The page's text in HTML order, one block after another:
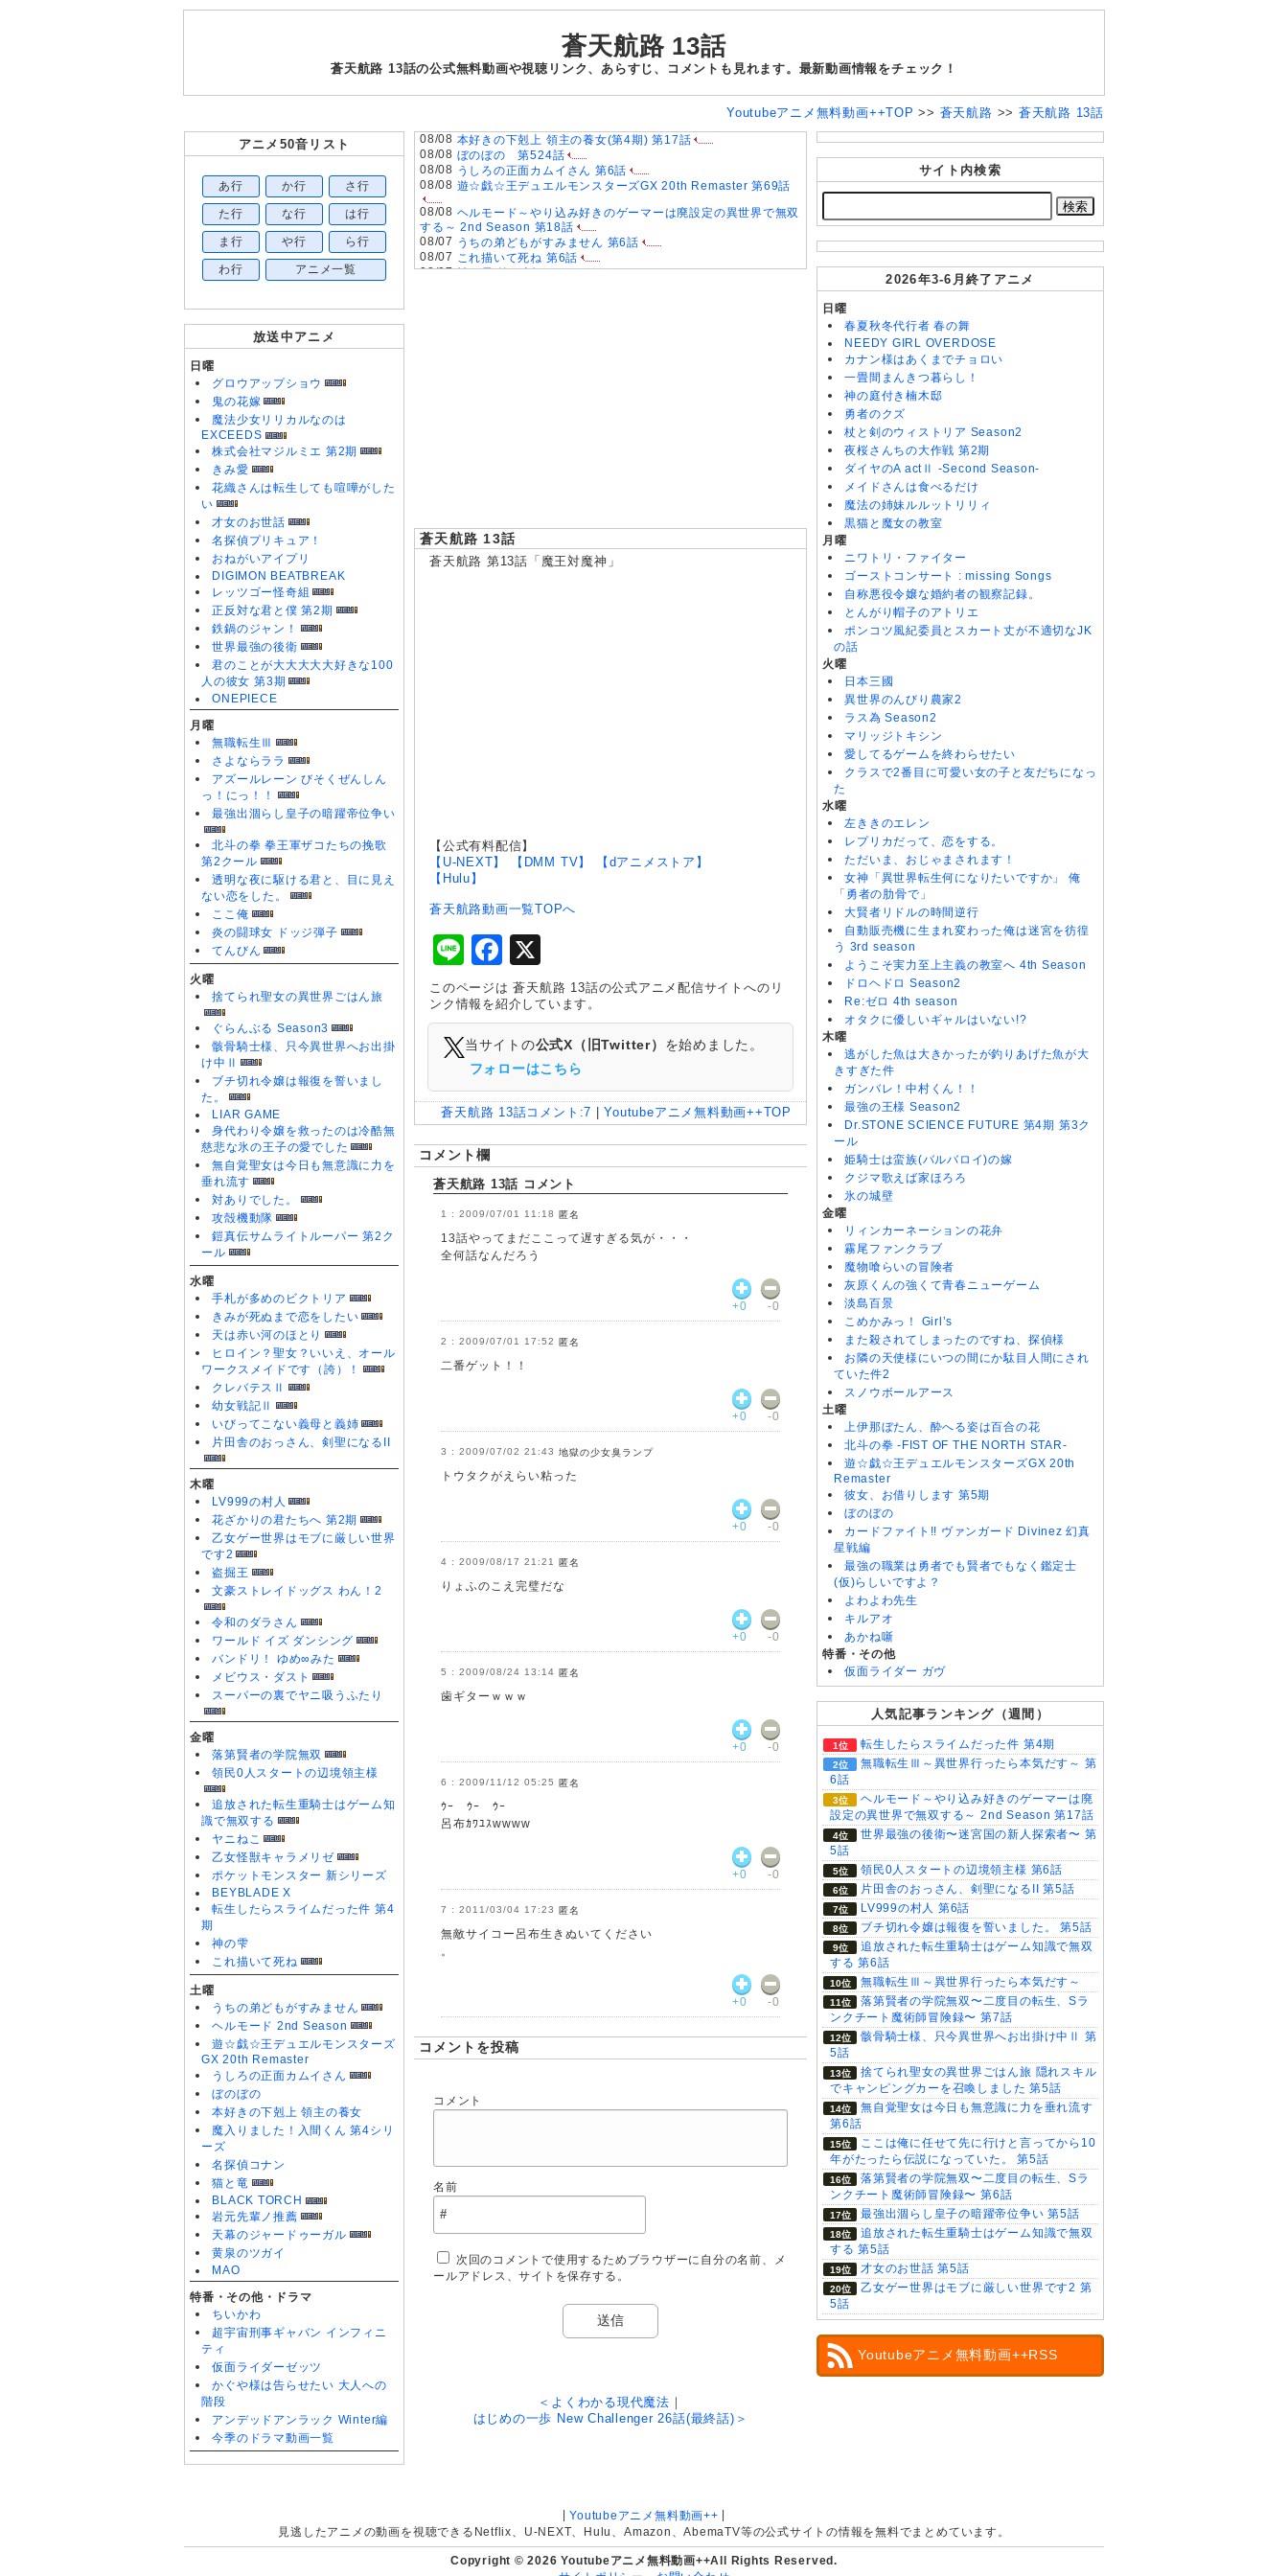
蒼天航路 13話
蒼天航路 13話の公式無料動画や視聴リンク、あらすじ、コメントも見れます。最新動画情報をチェック！
Youtubeアニメ無料動画++TOP>> 蒼天航路 >> 蒼天航路 13話
アニメ50音リスト
あ行 か行 さ行
た行 な行 は行
ま行 や行 ら行
わ行 アニメ一覧
放送中アニメ
日曜
グロウアップショウ
鬼の花嫁
魔法少女リリカルなのは
EXCEEDS
株式会社マジルミエ 第2期
きみ愛
花織さんは転生しても喧嘩がした
い
才女のお世話
名探偵プリキュア！
おねがいアイプリ
DIGIMON BEATBREAK
レッツゴー怪奇組
正反対な君と僕 第2期
鉄鍋のジャン！
世界最強の後衛
君のことが大大大大大好きな100
人の彼女 第3期
ONEPIECE
月曜
無職転生Ⅲ
さよならララ
アズールレーン びそくぜんしん
っ！にっ！！
最強出涸らし皇子の暗躍帝位争い
北斗の拳 拳王軍ザコたちの挽歌
第2クール
透明な夜に駆ける君と、目に見え
ない恋をした。
ここ俺
炎の闘球女 ドッジ弾子
てんびん
火曜
捨てられ聖女の異世界ごはん旅
ぐらんぶる Season3
骸骨騎士様、只今異世界へお出掛
け中Ⅱ
ブチ切れ令嬢は報復を誓いまし
た。
LIAR GAME
身代わり令嬢を救ったのは冷酷無
慈悲な氷の王子の愛でした
無自覚聖女は今日も無意識に力を
垂れ流す
対ありでした。
攻殻機動隊
鎧真伝サムライトルーパー 第2ク
ール
水曜
手札が多めのビクトリア
きみが死ぬまで恋をしたい
天は赤い河のほとり
ヒロイン？聖女？いいえ、オール
ワークスメイドです（誇）！
クレバテスⅡ
幼女戦記Ⅱ
いびってこない義母と義姉
片田舎のおっさん、剣聖になるII
木曜
LV999の村人
花ざかりの君たちへ 第2期
乙女ゲー世界はモブに厳しい世界
です2
盗掘王
文豪ストレイドッグス わん！2
令和のダラさん
ワールド イズ ダンシング
バンドリ！ ゆめ∞みた
メビウス・ダスト
スーパーの裏でヤニ吸うふたり
金曜
落第賢者の学院無双
領民0人スタートの辺境領主様
追放された転生重騎士はゲーム知
識で無双する
ヤニねこ
乙女怪獣キャラメリゼ
ポケットモンスター 新シリーズ
BEYBLADE X
転生したらスライムだった件 第4
期
神の雫
これ描いて死ね
土曜
うちの弟どもがすみません
ヘルモード 2nd Season
遊☆戯☆王デュエルモンスターズ
GX 20th Remaster
うしろの正面カムイさん
ぼのぼの
本好きの下剋上 領主の養女
魔入りました！入間くん 第4シリ
ーズ
名探偵コナン
猫と竜
BLACK TORCH
岩元先輩ノ推薦
天幕のジャードゥーガル
黄泉のツガイ
MAO
特番・その他・ドラマ
ちいかわ
超宇宙刑事ギャバン インフィニ
ティ
仮面ライダーゼッツ
かぐや様は告らせたい 大人への
階段
アンデッドアンラック Winter編
今季のドラマ動画一覧
08/08 本好きの下剋上 領主の養女(第4期) 第17話
08/08 ぼのぼの 第524話
08/08 うしろの正面カムイさん 第6話
08/08 遊☆戯☆王デュエルモンスターズGX 20th Remaster 第69話
08/08 ヘルモード～やり込み好きのゲーマーは廃設定の異世界で無双
する～ 2nd Season 第18話
08/07
うちの弟どもがすみません 第6話
08/07
これ描いて死ね 第6話
08/07神の雫 第18話
蒼天航路 13話
蒼天航路 第13話「魔王対魔神」
【公式有料配信】
【U-NEXT】
【DMM TV】
【dアニメストア】
【Hulu】
蒼天航路動画一覧TOPへ
LineFacebook
このページは 蒼天航路 13話の公式アニメ配信サイトへのリ
ンク情報を紹介しています。
当サイトの公式X（旧Twitter） を始めました。
フォローはこちら
蒼天航路 13話コメント:7 |Youtubeアニメ無料動画++TOP
コメント欄
蒼天航路 13話 コメント
2009/07/01 11:18 匿名
13話やってまだここって遅すぎる気が・・・
全何話なんだろう
+0 -0
2009/07/01 17:52 匿名
二番ゲット！！
+0 -0
2009/07/02 21:43 地獄の少女臭ランプ
トウタクがえらい粘った
+0 -0
2009/08/17 21:21 匿名
りょふのこえ完璧だな
+0 -0
2009/08/24 13:14 匿名
歯ギターｗｗｗ
+0 -0
2009/11/12 05:25 匿名
ｳｰ ｳｰ ｳｰ
呂布ｶﾜﾕｽwwww
+0 -0
2011/03/04 17:23 匿名
無敵サイコー呂布生きぬいてください
。
+0 -0
コメントを投稿
コメント
名前
次回のコメントで使用するためブラウザーに自分の名前、メ
ールアドレス、サイトを保存する。
＜よくわかる現代魔法 ｜
はじめの一歩 New Challenger 26話(最終話)＞
サイト内検索
2026年3-6月終了アニメ
日曜
春夏秋冬代行者 春の舞
NEEDY GIRL OVERDOSE
カナン様はあくまでチョロい
一畳間まんきつ暮らし！
神の庭付き楠木邸
勇者のクズ
杖と剣のウィストリア Season2
夜桜さんちの大作戦 第2期
ダイヤのA actⅡ -Second Season-
メイドさんは食べるだけ
魔法の姉妹ルルットリリィ
黒猫と魔女の教室
月曜
ニワトリ・ファイター
ゴーストコンサート : missing Songs
自称悪役令嬢な婚約者の観察記録。
とんがり帽子のアトリエ
ポンコツ風紀委員とスカート丈が不適切なJK
の話
火曜
日本三國
異世界のんびり農家2
ラス為 Season2
マリッジトキシン
愛してるゲームを終わらせたい
クラスで2番目に可愛い女の子と友だちになっ
た
水曜
左ききのエレン
レプリカだって、恋をする。
ただいま、おじゃまされます！
女神「異世界転生何になりたいですか」 俺
「勇者の肋骨で」
大賢者リドルの時間逆行
自動販売機に生まれ変わった俺は迷宮を彷徨
う 3rd season
ようこそ実力至上主義の教室へ 4th Season
ドロヘドロ Season2
Re:ゼロ 4th season
オタクに優しいギャルはいない!?
木曜
逃がした魚は大きかったが釣りあげた魚が大
きすぎた件
ガンバレ！中村くん！！
最強の王様 Season2
Dr.STONE SCIENCE FUTURE 第4期 第3ク
ール
姫騎士は蛮族(バルバロイ)の嫁
クジマ歌えば家ほろろ
氷の城壁
金曜
リィンカーネーションの花弁
霧尾ファンクラブ
魔物喰らいの冒険者
灰原くんの強くて青春ニューゲーム
淡島百景
こめかみっ！ Girl’s
また殺されてしまったのですね、探偵様
お隣の天使様にいつの間にか駄目人間にされ
ていた件2
スノウボールアース
土曜
上伊那ぼたん、酔へる姿は百合の花
北斗の拳 -FIST OF THE NORTH STAR-
遊☆戯☆王デュエルモンスターズGX 20th
Remaster
彼女、お借りします 第5期
ぼのぼの
カードファイト!! ヴァンガード Divinez 幻真
星戦編
最強の職業は勇者でも賢者でもなく鑑定士
(仮)らしいですよ？
よわよわ先生
キルアオ
あかね噺
特番・その他
仮面ライダー ガヴ
人気記事ランキング（週間）
転生したらスライムだった件 第4期
無職転生Ⅲ～異世界行ったら本気だす～ 第
6話
ヘルモード～やり込み好きのゲーマーは廃
設定の異世界で無双する～ 2nd Season 第17話
世界最強の後衛〜迷宮国の新人探索者〜 第
5話
領民0人スタートの辺境領主様 第6話
片田舎のおっさん、剣聖になるII 第5話
LV999の村人 第6話
ブチ切れ令嬢は報復を誓いました。 第5話
追放された転生重騎士はゲーム知識で無双
する 第6話
無職転生Ⅲ～異世界行ったら本気だす～
落第賢者の学院無双〜二度目の転生、Sラ
ンクチート魔術師冒険録〜 第7話
骸骨騎士様、只今異世界へお出掛け中Ⅱ 第
5話
捨てられ聖女の異世界ごはん旅 隠れスキル
でキャンピングカーを召喚しました 第5話
無自覚聖女は今日も無意識に力を垂れ流す
第6話
ここは俺に任せて先に行けと言ってから10
年がたったら伝説になっていた。 第5話
落第賢者の学院無双〜二度目の転生、Sラ
ンクチート魔術師冒険録〜 第6話
最強出涸らし皇子の暗躍帝位争い 第5話
追放された転生重騎士はゲーム知識で無双
する 第5話
才女のお世話 第5話
乙女ゲー世界はモブに厳しい世界です2 第
5話
Youtubeアニメ無料動画++RSS
|Youtubeアニメ無料動画++
見逃したアニメの動画を視聴できるNetflix、U-NEXT、Hulu、Amazon、AbemaTV等の公式サイトの情報を無料でまとめています。
Copyright © 2026 Youtubeアニメ無料動画++All Rights Reserved.